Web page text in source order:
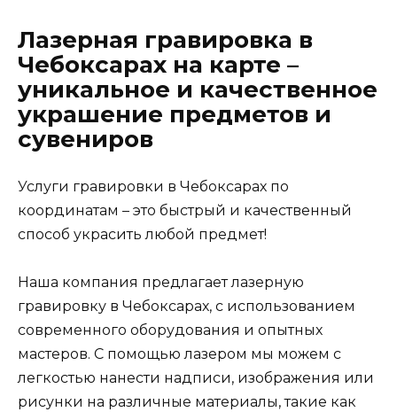
Лазерная гравировка в
Чебоксарах на карте –
уникальное и качественное
украшение предметов и
сувениров
Услуги гравировки в Чебоксарах по
координатам – это быстрый и качественный
способ украсить любой предмет!
Наша компания предлагает лазерную
гравировку в Чебоксарах, с использованием
современного оборудования и опытных
мастеров. С помощью лазером мы можем с
легкостью нанести надписи, изображения или
рисунки на различные материалы, такие как